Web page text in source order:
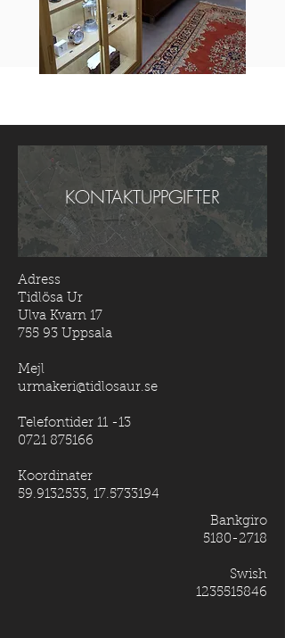
KONTAKTUPPGIFTER
Adress
Tidlösa Ur
Ulva Kvarn 17
755 93 Uppsala
Mejl
urmakeri@tidlosaur.se
Telefontider 11 -13
0721 875166
Koordinater
59.9132533, 17.5733194
Bankgiro
5180-2718
Swish
1235515846